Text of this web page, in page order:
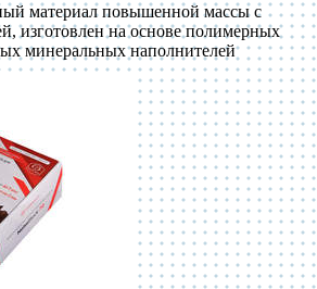
материал повышенной массы с
изготовлен на основе полимерных
минеральных наполнителей